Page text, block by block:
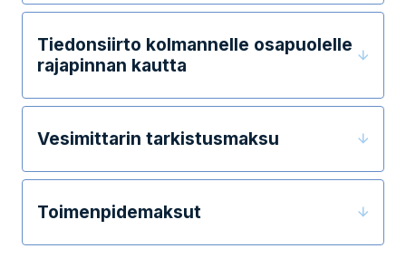
Tiedonsiirto kolmannelle osapuolelle
rajapinnan kautta
Vesimittarin tarkistusmaksu
Toimenpidemaksut